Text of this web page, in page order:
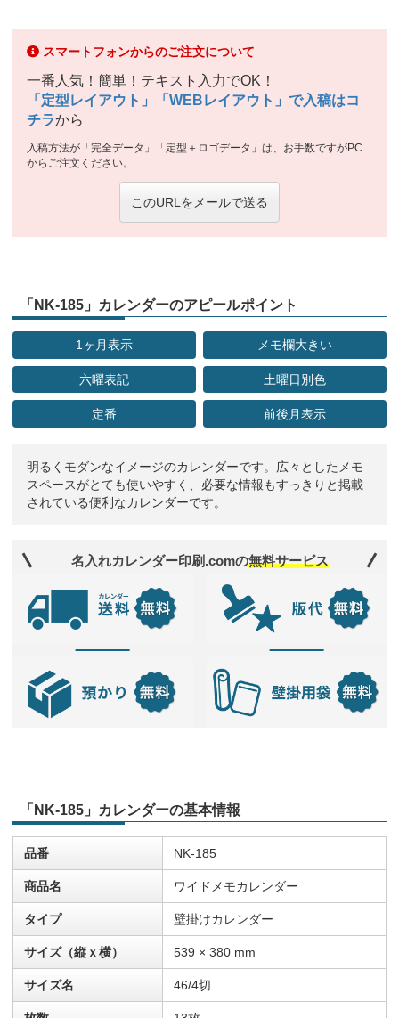
スマートフォンからのご注文について
一番人気！簡単！テキスト入力でOK！
「定型レイアウト」「WEBレイアウト」で入稿はコ
チラから
入稿方法が「完全データ」「定型＋ロゴデータ」は、お手数ですがPC
からご注文ください。
このURLをメールで送る
「NK-185」カレンダーのアピールポイント
1ヶ月表示 メモ欄大きい
六曜表記 土曜日別色
定番 前後月表示
明るくモダンなイメージのカレンダーです。広々としたメモ
スペースがとても使いやすく、必要な情報もすっきりと掲載
されている便利なカレンダーです。
名入れカレンダー印刷.comの無料サービス
「NK-185」カレンダーの基本情報
品番 NK-185
商品名 ワイドメモカレンダー
タイプ 壁掛けカレンダー
サイズ（縦ｘ横） 539 × 380 mm
サイズ名 46/4切